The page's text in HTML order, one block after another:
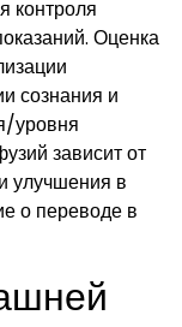
контроля
Оценка
сознания и
уровня
зависит от
улучшения в
о переводе в